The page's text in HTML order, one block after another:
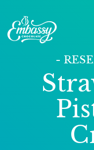
the
main
content.
-